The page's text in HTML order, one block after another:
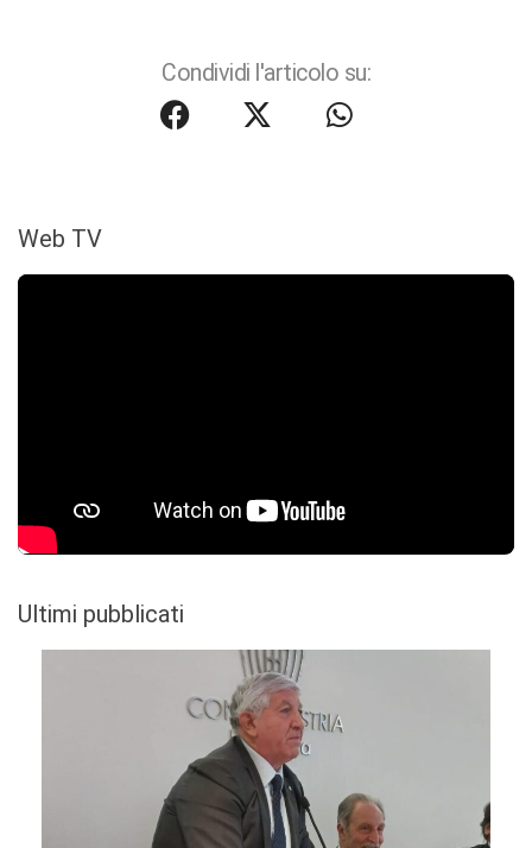
Condividi l'articolo su:
Web TV
Ultimi pubblicati